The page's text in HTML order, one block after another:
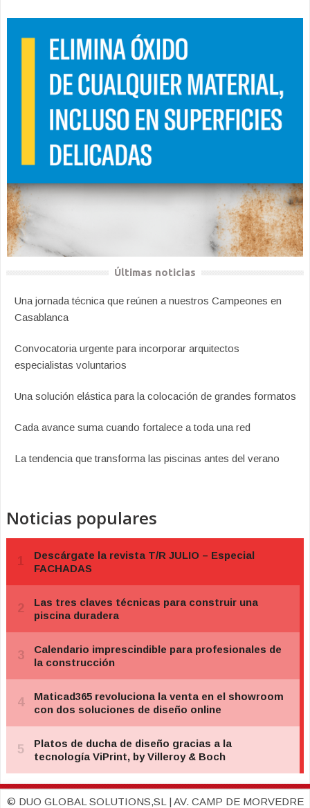
Últimas noticias
Una jornada técnica que reúnen a nuestros Campeones en
Casablanca
Convocatoria urgente para incorporar arquitectos
especialistas voluntarios
Una solución elástica para la colocación de grandes formatos
Cada avance suma cuando fortalece a toda una red
La tendencia que transforma las piscinas antes del verano
Noticias populares
© DUO GLOBAL SOLUTIONS,SL | AV. CAMP DE MORVEDRE